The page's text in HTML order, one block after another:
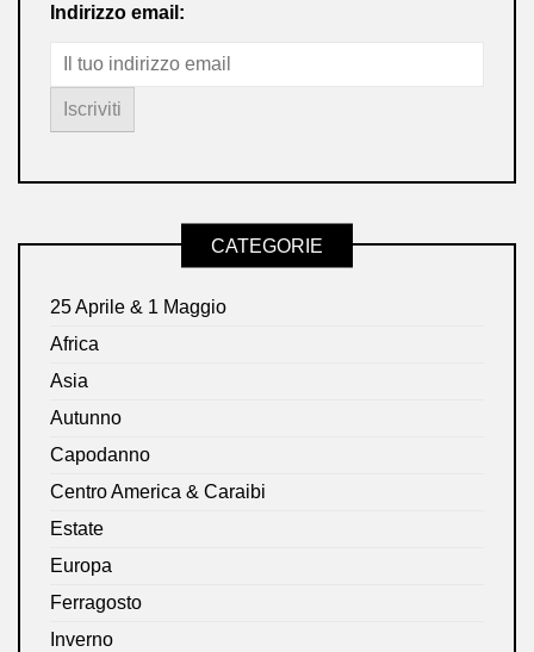
Indirizzo email:
CATEGORIE
25 Aprile & 1 Maggio
Africa
Asia
Autunno
Capodanno
Centro America & Caraibi
Estate
Europa
Ferragosto
Inverno